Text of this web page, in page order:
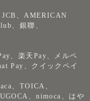
、AMERICAN
、銀聯、
、楽天Pay、メルペ
Pay、クイックペイ
、TOICA、
、nimoca、はや